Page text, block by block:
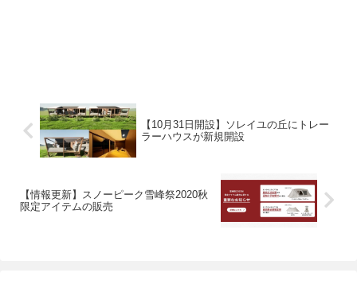
【10月31日開設】ソレイユの丘にトレー
ラーハウスが新規開設
【情報更新】スノーピーク雪峰祭2020秋
限定アイテムの販売